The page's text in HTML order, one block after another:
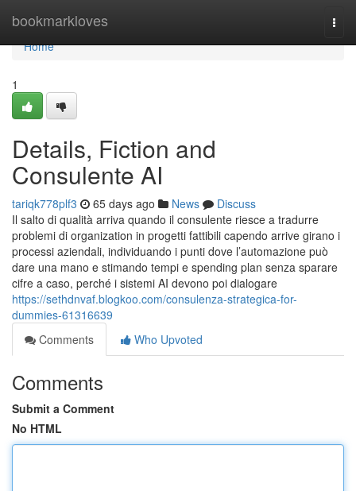
bookmarkloves
Home
Home
1
Details, Fiction and
Consulente AI
tariqk778plf3 65 days ago News
Discuss
Il salto di qualità arriva quando il consulente riesce a tradurre
problemi di organization in progetti fattibili capendo arrive girano i
processi aziendali, individuando i punti dove l’automazione può
dare una mano e stimando tempi e spending plan senza sparare
cifre a caso, perché i sistemi AI devono poi dialogare
https://sethdnvaf.blogkoo.com/consulenza-strategica-for-
dummies-61316639
Comments
Who Upvoted
Comments
Submit a Comment
No HTML